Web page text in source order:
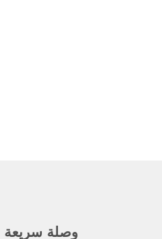
وصلة سريعة